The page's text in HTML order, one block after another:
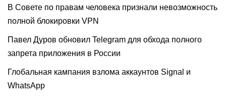
В Совете по правам человека признали невозможность
полной блокировки VPN
Павел Дуров обновил Telegram для обхода полного
запрета приложения в России
Глобальная кампания взлома аккаунтов Signal и
WhatsApp